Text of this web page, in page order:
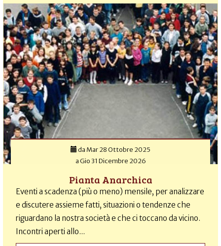
da Mar 28 Ottobre 2025
aGio 31 Dicembre 2026
Pianta Anarchica
Eventi a scadenza (più o meno) mensile, per analizzare
e discutere assieme fatti, situazioni o tendenze che
riguardano la nostra società e che ci toccano da vicino.
Incontri aperti allo...